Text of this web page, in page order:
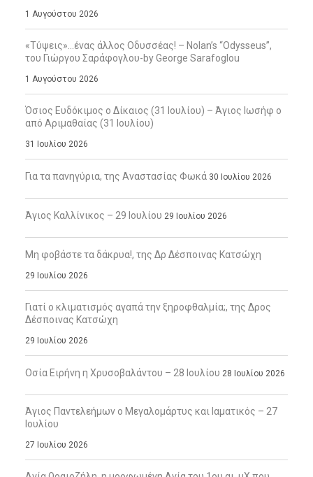
1 Αυγούστου 2026
«Τύψεις»…ένας άλλος Οδυσσέας! – Nolan’s “Odysseus”,
του Γιώργου Σαράφογλου-by George Sarafoglou
1 Αυγούστου 2026
Όσιος Ευδόκιμος ο Δίκαιος (31 Ιουλίου) – Άγιος Ιωσήφ ο
από Αριμαθαίας (31 Ιουλίου)
31 Ιουλίου 2026
Για τα πανηγύρια, της Αναστασίας Φωκά 30 Ιουλίου 2026
Άγιος Καλλίνικος – 29 Ιουλίου 29 Ιουλίου 2026
Μη φοβάστε τα δάκρυα!, της Δρ Δέσποινας Κατσώχη
29 Ιουλίου 2026
Γιατί ο κλιματισμός αγαπά την ξηροφθαλμία;, της Δρος
Δέσποινας Κατσώχη
29 Ιουλίου 2026
Οσία Ειρήνη η Χρυσοβαλάντου – 28 Ιουλίου 28 Ιουλίου 2026
Άγιος Παντελεήμων ο Μεγαλομάρτυς και Ιαματικός – 27
Ιουλίου
27 Ιουλίου 2026